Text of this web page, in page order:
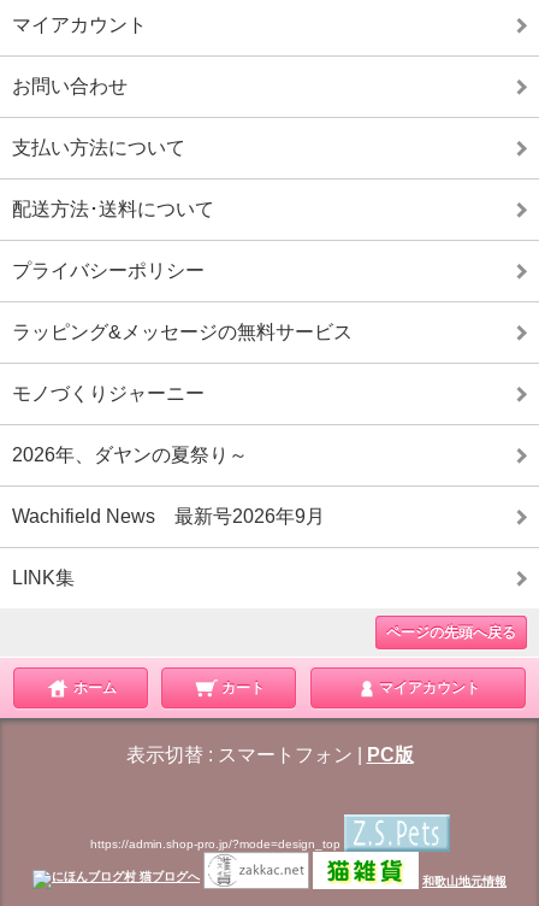
マイアカウント
お問い合わせ
支払い方法について
配送方法･送料について
プライバシーポリシー
ラッピング&メッセージの無料サービス
モノづくりジャーニー
2026年、ダヤンの夏祭り～
Wachifield News 最新号2026年9月
LINK集
ページの先頭へ戻る
ホーム カート マイアカウント
表示切替 : スマートフォン PC版
https://admin.shop-pro.jp/?mode=design_top
和歌山地元情報